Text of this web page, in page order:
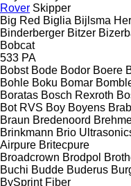
Rover Skipper
Big Red Biglia Bijlsma
Binderberger Bitzer
Bobcat
533 PA
Bobst Bode Bodor Boere
Bohle Boku Bomar
Boratas Bosch Rexroth
Bot RVS Boy Boyens
Braun Bredenoord
Brinkmann Brio
Airpure Britecpure
Broadcrown Brodpol
Buchi Budde Buderus
BySprint Fiber